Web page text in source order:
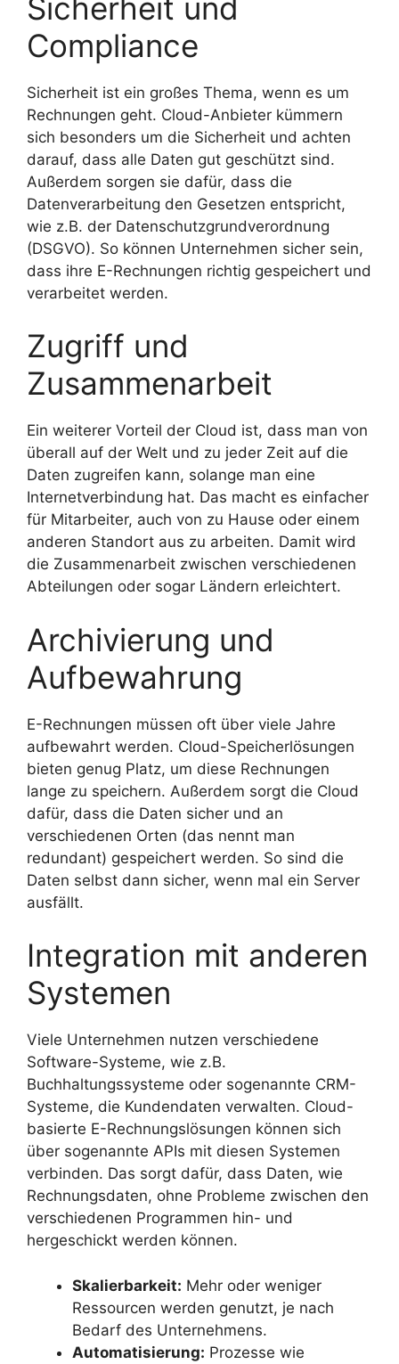
Sicherheit und
Compliance
Sicherheit ist ein großes Thema, wenn es um
Rechnungen geht. Cloud-Anbieter kümmern
sich besonders um die Sicherheit und achten
darauf, dass alle Daten gut geschützt sind.
Außerdem sorgen sie dafür, dass die
Datenverarbeitung den Gesetzen entspricht,
wie z.B. der Datenschutzgrundverordnung
(DSGVO). So können Unternehmen sicher sein,
dass ihre E-Rechnungen richtig gespeichert und
verarbeitet werden.
Zugriff und
Zusammenarbeit
Ein weiterer Vorteil der Cloud ist, dass man von
überall auf der Welt und zu jeder Zeit auf die
Daten zugreifen kann, solange man eine
Internetverbindung hat. Das macht es einfacher
für Mitarbeiter, auch von zu Hause oder einem
anderen Standort aus zu arbeiten. Damit wird
die Zusammenarbeit zwischen verschiedenen
Abteilungen oder sogar Ländern erleichtert.
Archivierung und
Aufbewahrung
E-Rechnungen müssen oft über viele Jahre
aufbewahrt werden. Cloud-Speicherlösungen
bieten genug Platz, um diese Rechnungen
lange zu speichern. Außerdem sorgt die Cloud
dafür, dass die Daten sicher und an
verschiedenen Orten (das nennt man
redundant) gespeichert werden. So sind die
Daten selbst dann sicher, wenn mal ein Server
ausfällt.
Integration mit anderen
Systemen
Viele Unternehmen nutzen verschiedene
Software-Systeme, wie z.B.
Buchhaltungssysteme oder sogenannte CRM-
Systeme, die Kundendaten verwalten. Cloud-
basierte E-Rechnungslösungen können sich
über sogenannte APIs mit diesen Systemen
verbinden. Das sorgt dafür, dass Daten, wie
Rechnungsdaten, ohne Probleme zwischen den
verschiedenen Programmen hin- und
hergeschickt werden können.
Skalierbarkeit: Mehr oder weniger
Ressourcen werden genutzt, je nach
Bedarf des Unternehmens.
Automatisierung: Prozesse wie